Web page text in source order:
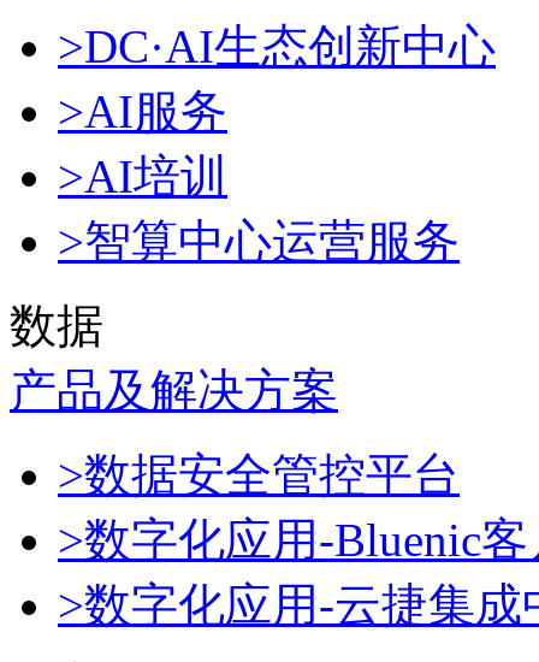
>DC·AI生态创新中心
>AI服务
>AI培训
>智算中心运营服务
数据
产品及解决方案
>数据安全管控平台
>数字化应用-Bluenic
>数字化应用-云捷集成